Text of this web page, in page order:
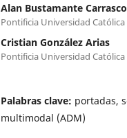
Alan Bustamante Carrasco
Pontificia Universidad Católica
Cristian González Arias
Pontificia Universidad Católica
Palabras clave: portadas,
multimodal (ADM)